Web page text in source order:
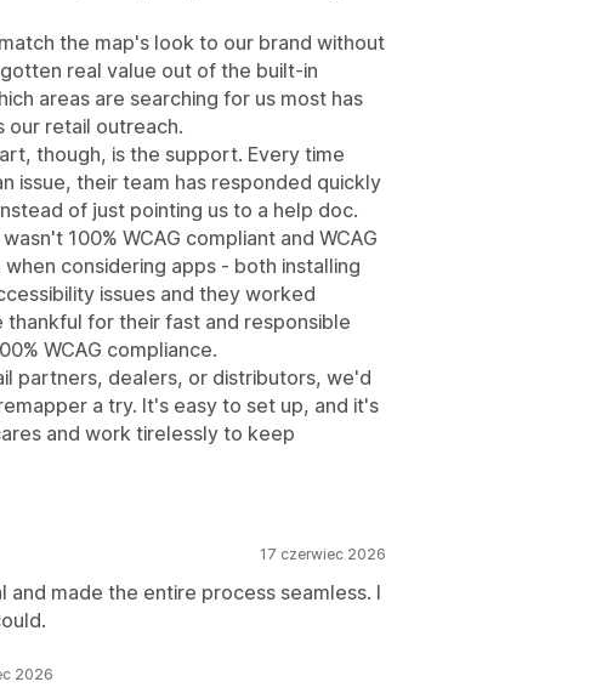
the map's look to our brand without
real value out of the built-in
areas are searching for us most has
retail outreach.
though, is the support. Every time
issue, their team has responded quickly
of just pointing us to a help doc.
100% WCAG compliant and WCAG
considering apps - both installing
issues and they worked
for their fast and responsible
WCAG compliance.
partners, dealers, or distributors, we'd
a try. It's easy to set up, and it's
and work tirelessly to keep
17 czerwiec 2026
made the entire process seamless. I
2026